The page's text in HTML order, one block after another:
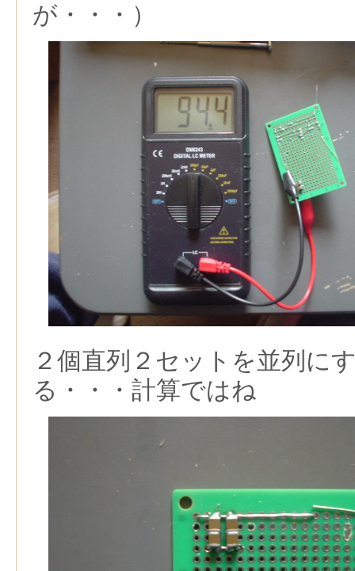
が・・・）
２個直列２セットを並列に
る・・・計算ではね